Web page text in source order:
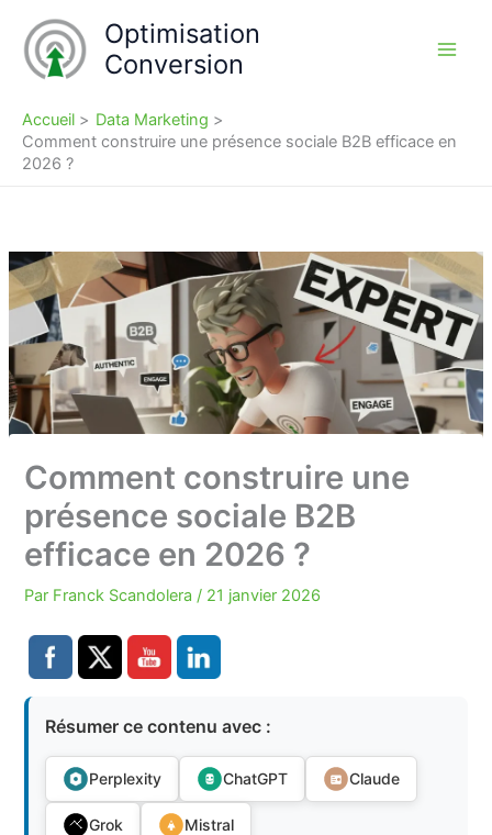
contenu
Optimisation
Conversion
Accueil
Data Marketing
Comment construire une présence sociale B2B efficace en
2026 ?
Comment construire une
présence sociale B2B
efficace en 2026 ?
Par Franck Scandolera / 21 janvier 2026
Résumer ce contenu avec :
Perplexity ChatGPT Claude
Grok Mistral